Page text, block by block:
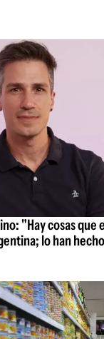
"Hay cosas que
lo han